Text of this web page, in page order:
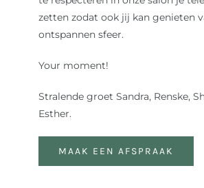
zetten zodat ook jij kan genieten
ontspannen sfeer.
Your moment!
Stralende groet Sandra, Renske,
Esther.
MAAK EEN AFSPRAAK